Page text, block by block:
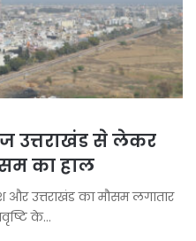
उत्तराखंड से लेकर
का हाल
और उत्तराखंड का मौसम लगातार
के…